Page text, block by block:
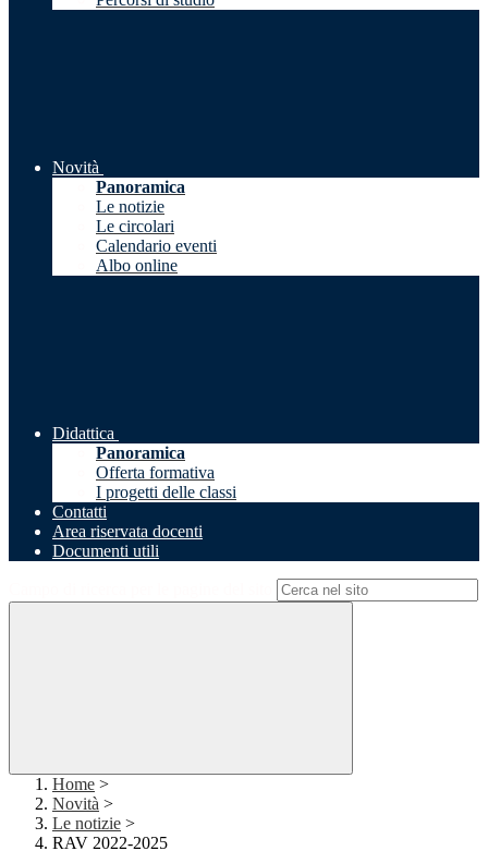
Novità
Panoramica
Le notizie
Le circolari
Calendario eventi
Albo online
Didattica
Panoramica
Offerta formativa
I progetti delle classi
Contatti
Area riservata docenti
Documenti utili
Home >
Novità >
Le notizie >
RAV 2022-2025